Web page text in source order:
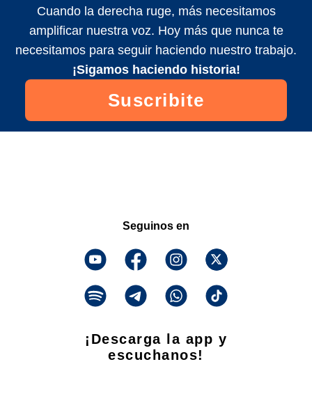
Cuando la derecha ruge, más necesitamos
amplificar nuestra voz. Hoy más que nunca te
necesitamos para seguir haciendo nuestro trabajo.
¡Sigamos haciendo historia!
Suscribite
Seguinos en
¡Descarga la app y
escuchanos!